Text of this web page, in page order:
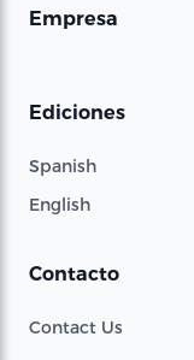
Empresa
Ediciones
Spanish
English
Contacto
Contact Us